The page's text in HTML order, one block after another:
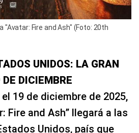
"Avatar: Fire and Ash" (Foto: 20th
UNIDOS: LA GRAN
DICIEMBRE
19 de diciembre de 2025,
Fire and Ash” llegará a las
Unidos, país que